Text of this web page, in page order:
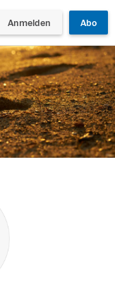
Anmelden Abo